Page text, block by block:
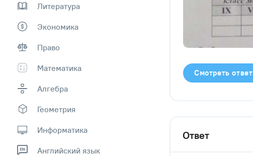
Литература
Экономика
Право
Математика
Алгебра
Геометрия
Информатика
Английский язык
Смотреть ответ
Ответ